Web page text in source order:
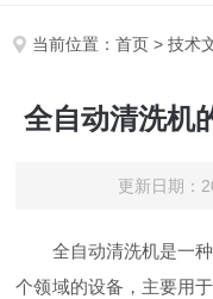
当前位置：首页 >技术
全自动清洗机
更新日期
全自动清洗机是一种
个领域的设备，主要用